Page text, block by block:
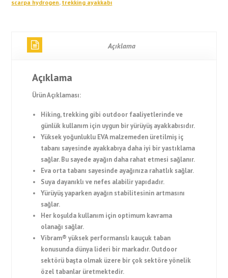
scarpa hydrogen, trekking ayakkabı
Açıklama
Açıklama
Ürün Açıklaması:
Hiking, trekking gibi outdoor faaliyetlerinde ve
günlük kullanım için uygun bir yürüyüş ayakkabısıdır.
Yüksek yoğunluklu EVA malzemeden üretilmiş iç
tabanı sayesinde ayakkabıya daha iyi bir yastıklama
sağlar. Bu sayede ayağın daha rahat etmesi sağlanır.
Eva orta tabanı sayesinde ayağınıza rahatlık sağlar.
Suya dayanıklı ve nefes alabilir yapıdadır.
Yürüyüş yaparken ayağın stabilitesinin artmasını
sağlar.
Her koşulda kullanım için optimum kavrama
olanağı sağlar.
Vibram® yüksek performanslı kauçuk taban
konusunda dünya lideri bir markadır. Outdoor
sektörü başta olmak üzere bir çok sektöre yönelik
özel tabanlar üretmektedir.